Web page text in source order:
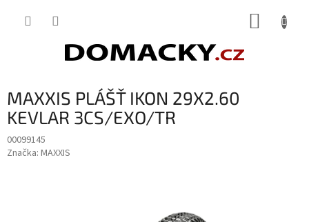
MAXXIS PLÁŠŤ IKON 29X2.60
KEVLAR 3CS/EXO/TR
00099145
Značka: MAXXIS